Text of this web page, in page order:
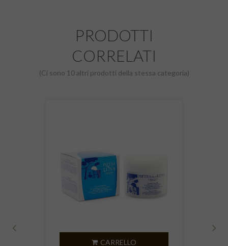
PRODOTTI
CORRELATI
(Ci sono 10 altri prodotti della stessa categoria)
CARRELLO